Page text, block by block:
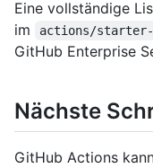
Eine vollständige
im
actions/starter-
GitHub Enterprise
Nächste
GitHub Actions